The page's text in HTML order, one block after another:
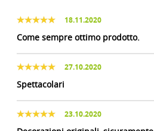
18.11.2020
Come sempre ottimo prodotto.
27.10.2020
Spettacolari
23.10.2020